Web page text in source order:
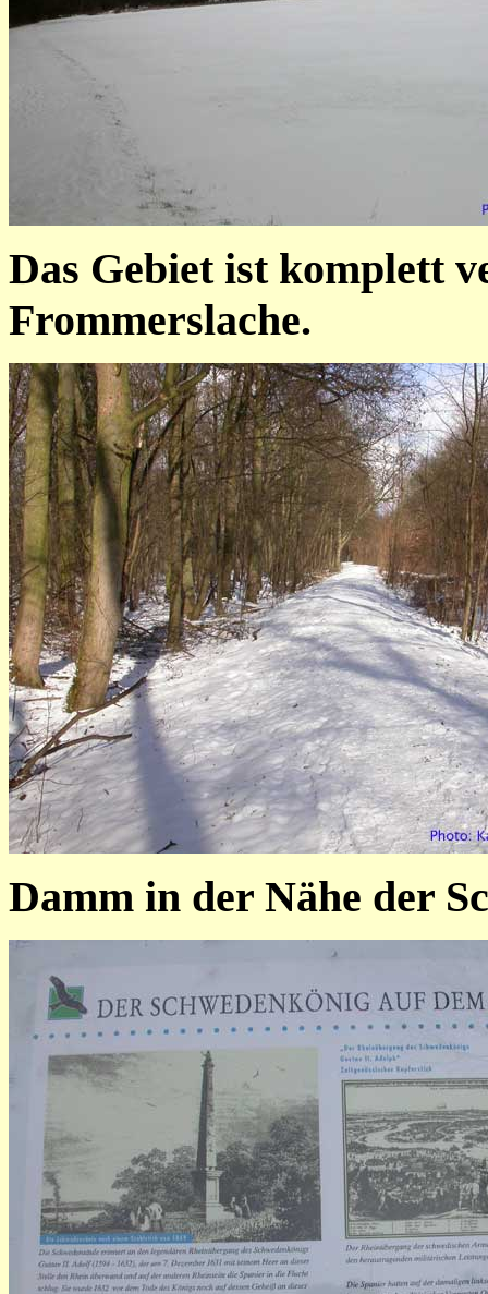
Das Gebiet ist komplett
Frommerslache.
Damm in der Nähe der